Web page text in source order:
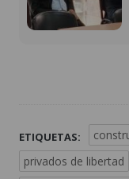
ETIQUETAS:
privados de libertad